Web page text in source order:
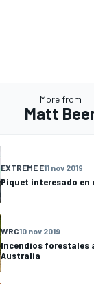
More from
Matt
EXTREME E11 nov 2019
Piquet interesado en
WRC10 nov 2019
Incendios forestales
Australia